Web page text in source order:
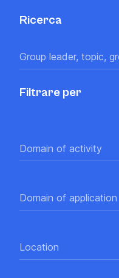
Ricerca
Filtrare per
Domain of activity
Domain of application
Location